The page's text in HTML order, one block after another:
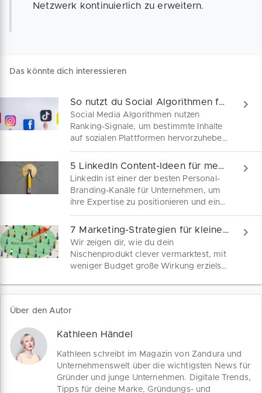
Netzwerk kontinuierlich zu erweitern.
Das könnte dich interessieren
So nutzt du Social Algorithmen für dein Marketing
Social Media Algorithmen nutzen
Ranking-Signale, um bestimmte Inhalte
auf sozialen Plattformen hervorzuheben
oder eben gerade nicht. Mit diesen 7
Tipps kannst du die Algorithmen der
sozialen Medien positiv beeinflussen,
um jetzt deine Reichweite zu erhöhen
und ganz allgemein zu punkten.
5 LinkedIn Content-Ideen für mehr Reichweite
LinkedIn ist einer der besten Personal-
Branding-Kanäle für Unternehmen, um
ihre Expertise zu positionieren und ein
breiteres Publikum zu erreichen. Hier
sind fünf Arten von Inhalten, die du
noch heute veröffentlichen kannst, um
dein LinkedIn-Marketing zu stärken.
7 Marketing-Strategien für kleine Nischenunternehmen
Wir zeigen dir, wie du dein
Nischenprodukt clever vermarktest, mit
weniger Budget große Wirkung erzielst
Über den Autor
Kathleen Händel
Kathleen schreibt im Magazin von Zandura und
Unternehmenswelt über die wichtigsten News für
Gründer und junge Unternehmen. Digitale Trends,
Tipps für deine Marke, Gründungs- und